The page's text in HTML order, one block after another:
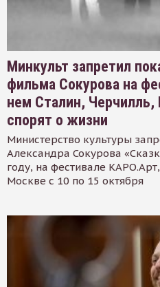
Минкульт запретил
фильма Сокурова на
нем Сталин, Черчилль,
спорят о жизни
Министерство культуры
Александра Сокурова
году, на фестивале
Москве с 10 по 15 октября